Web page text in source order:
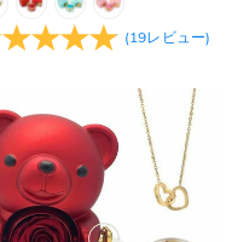
(19レビュー)